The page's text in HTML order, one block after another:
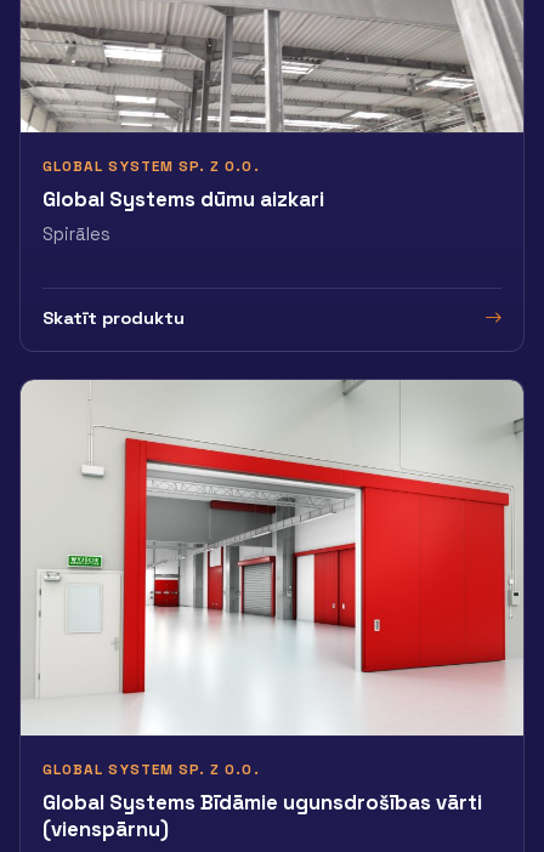
GLOBAL SYSTEM SP. Z O.O.
Global Systems dūmu aizkari
Spirāles
Skatīt produktu
GLOBAL SYSTEM SP. Z O.O.
Global Systems Bīdāmie ugunsdrošības vārti
(vienspārnu)